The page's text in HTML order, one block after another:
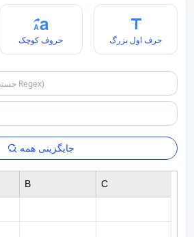
حروف کوچک حرف اول بزرگ
جایگزینی همه
B C